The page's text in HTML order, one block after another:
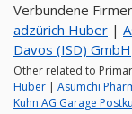
Verbundene
adzürich Huber |
Davos (ISD) GmbH
Other related to
Huber | Asumchi
Kuhn AG Garage